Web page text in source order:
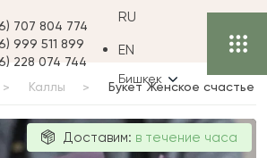
707 804 774
999 511 899
228 074 744
RU
EN
Бишкек
Каллы Букет Женское счастье
Доставим: в течение часа